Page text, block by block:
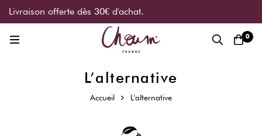
Livraison offerte dès 30€ d'achat.
0
L’alternative
Accueil L'alternative